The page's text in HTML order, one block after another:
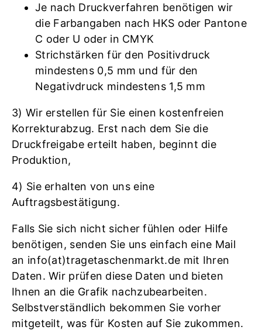
Je nach Druckverfahren benötigen wir
die Farbangaben nach HKS oder Pantone
C oder U oder in CMYK
Strichstärken für den Positivdruck
mindestens 0,5 mm und für den
Negativdruck mindestens 1,5 mm
3) Wir erstellen für Sie einen kostenfreien
Korrekturabzug. Erst nach dem Sie die
Druckfreigabe erteilt haben, beginnt die
Produktion,
4) Sie erhalten von uns eine
Auftragsbestätigung.
Falls Sie sich nicht sicher fühlen oder Hilfe
benötigen, senden Sie uns einfach eine Mail
an info(at)tragetaschenmarkt.de mit Ihren
Daten. Wir prüfen diese Daten und bieten
Ihnen an die Grafik nachzubearbeiten.
Selbstverständlich bekommen Sie vorher
mitgeteilt, was für Kosten auf Sie zukommen.